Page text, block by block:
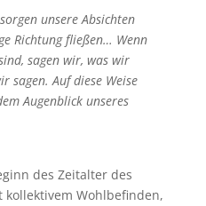
unsere Absichten
Richtung fließen… Wenn
sagen wir, was wir
sagen. Auf diese Weise
Augenblick unseres
des Zeitalter des
kollektivem Wohlbefinden,